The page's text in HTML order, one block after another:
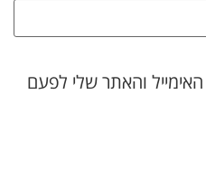
והאתר שלי לפעם